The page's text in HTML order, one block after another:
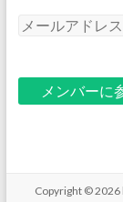
メ
Copyright © 2026